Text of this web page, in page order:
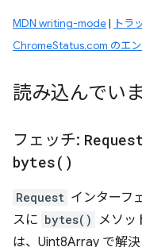
MDN writing-mode| トラ
ChromeStatus.com のエン
読み込んでい
フェッチ:
bytes( )
Request インターフ
スに bytes()
メソッ
は、Uint8Array で解